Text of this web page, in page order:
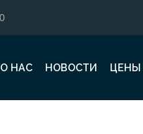
О НАС НОВОСТИ ЦЕНЫ